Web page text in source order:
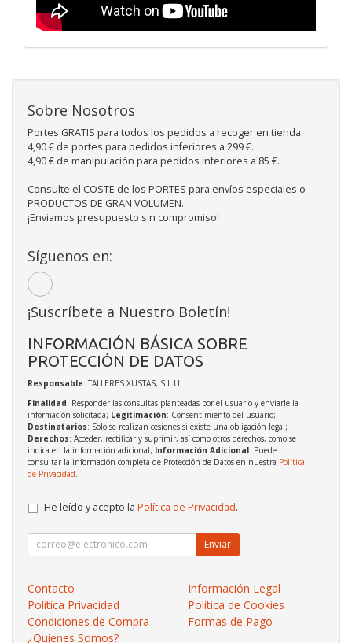
Sobre Nosotros
Portes GRATIS para todos los pedidos a recoger en tienda.
4,90 € de portes para pedidos inferiores a 299 €.
4,90 € de manipulación para pedidos inferiores a 85 €.
Consulte el COSTE de los PORTES para envíos especiales o
PRODUCTOS DE GRAN VOLUMEN.
¡Enviamos presupuesto sin compromiso!
Síguenos en:
¡Suscríbete a Nuestro Boletín!
INFORMACIÓN BÁSICA SOBRE
PROTECCIÓN DE DATOS
Responsable: TALLERES XUSTAS, S.L.U.
Finalidad: Responder las consultas planteadas por el usuario y enviarle la
información solicitada; Legitimación: Consentimiento del usuario;
Destinatarios: Solo se realizan cesiones si existe una obligación legal;
Derechos: Acceder, rectificar y suprimir, así como otros derechos, como se
indica en la información adicional; Información Adicional: Puede
consultar la información completa de Protección de Datos en nuestra Política
de Privacidad.
He leído y acepto la Política de Privacidad.
Enviar
Contacto
Información Legal
Política Privacidad
Política de Cookies
Condiciones de Compra
Formas de Pago
¿Quienes Somos?